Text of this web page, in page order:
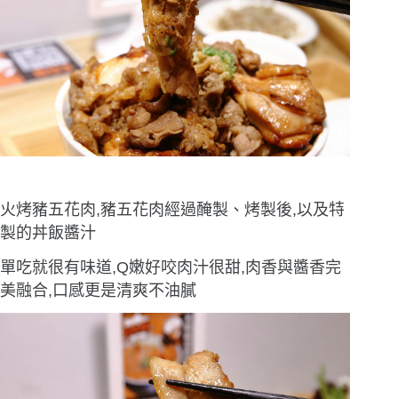
火烤豬五花肉,豬五花肉經過醃製、烤製後,以及特
製的丼飯醬汁
單吃就很有味道,Q嫩好咬肉汁很甜,肉香與醬香完
美融合,口感更是清爽不油膩